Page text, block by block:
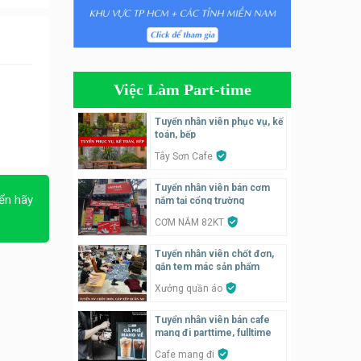
hãy
Tuyển nhân viên bán hàng,
giữ xe parttime – Kibo Kid
video parttime
Công ty
phục vụ bàn
Tuyển nhân viên phụ quán ăn
– hỗ trợ ăn ở
Quán bánh đa cua
Tuyển nhân viên bán hàng
parttime
GÀ GÔ FASTFOOD
Việc Làm Part-time
Tuyển nhân viên phục vụ, kế
toán, bếp
Tây Sơn Cafe
Tuyển nhân viên bán cơm
nắm tại cổng trường
CƠM NẮM 82KT
Tuyển nhân viên chốt đơn,
gắn tem mác sản phẩm
Xưởng quần áo
Tuyển nhân viên bán cafe
mang đi parttime, fulltime
Cafe mang đi